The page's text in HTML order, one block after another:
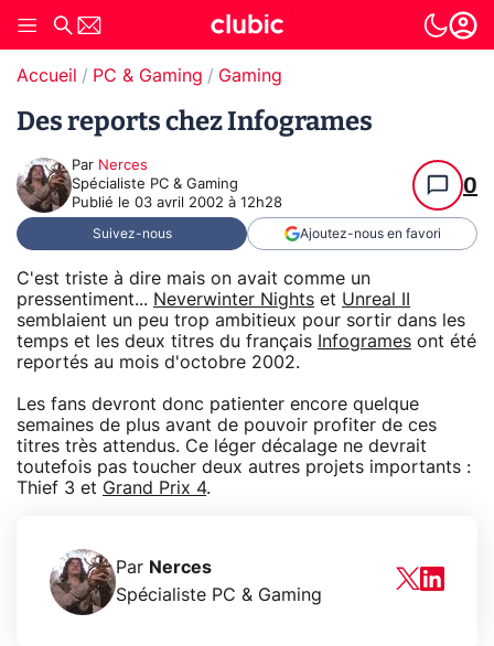
Accueil PC & Gaming Gaming
Des reports chez Infogrames
Par Nerces
Spécialiste PC & Gaming
Publié le 03 avril 2002 à 12h28
0
Suivez-nous Ajoutez-nous en favori
C'est triste à dire mais on avait comme un
pressentiment... Neverwinter Nights et Unreal II
semblaient un peu trop ambitieux pour sortir dans les
temps et les deux titres du français
Infogrames ont été
reportés au mois d'octobre 2002.
Les fans devront donc patienter encore quelque
semaines de plus avant de pouvoir profiter de ces
titres très attendus. Ce léger décalage ne devrait
toutefois pas toucher deux autres projets importants :
Thief 3 et Grand Prix 4.
Par Nerces
Spécialiste PC & Gaming